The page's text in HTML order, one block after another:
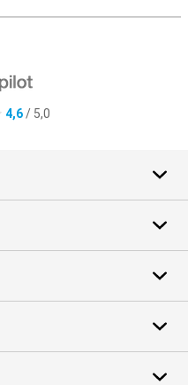
4,6/ 5,0